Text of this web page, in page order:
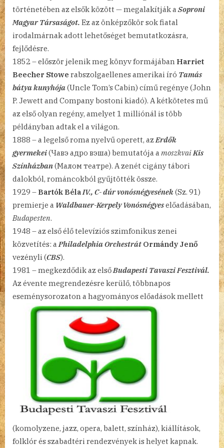
történetében az elsők között — megalakítják aSoproni
Magyar Társaságot. Ez az önképzőkör sok fiatal
irodalmárnak adott lehetőséget bemutatkozásra,
fejlődésre.
1852 – először jelenik meg könyv formájában Harriet
Beecher Stowe rabszolgaellenes amerikai író Tamás
bátya kunyhója(Uncle Tom’s Cabin) című regénye (John
P. Jewett and Company bostoni kiadó). A kétkötetes mű
az első olyan regény, amelyet 1 milliónál is több
példányban adtak el a világon.
1888 – a legelső roma nyelvű operett, azErdők
gyermekei(Чавэ адро вэша) bemutatója a moszkvaiKis
Színházban(Малом театре). A zenét cigány tábori
dalokból, románcokból gyűjtötték össze.
1929 – Bartók BélaIV., C- dúr vonósnégyesének(Sz. 91)
premierje a Waldbauer-Kerpely Vonósnégyeselőadásában,
Budapesten.
1948 – az első élő televíziós szimfonikus zenei
közvetítés: aPhiladelphia Orchestrát Ormándy Jenő
vezényli (CBS).
1981 – megkezdődik az elsőBudapesti Tavaszi Fesztivál.
Az évente megrendezésre kerülő, többnapos
eseménysorozaton a hagyományos előadások mellett
(komolyzene, jazz, opera, balett, színház), kiállítások,
folklór és szabadtéri rendezvények is helyet kapnak.